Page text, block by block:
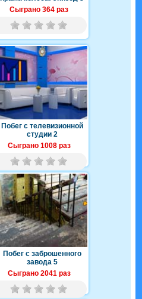
Сыграно 364 раз
Побег с телевизионной
студии 2
Сыграно 1008 раз
Побег с заброшенного
завода 5
Сыграно 2041 раз